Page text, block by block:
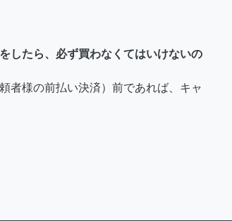
したら、必ず買わなくてはいけないの
者様の前払い決済）前であれば、キャ